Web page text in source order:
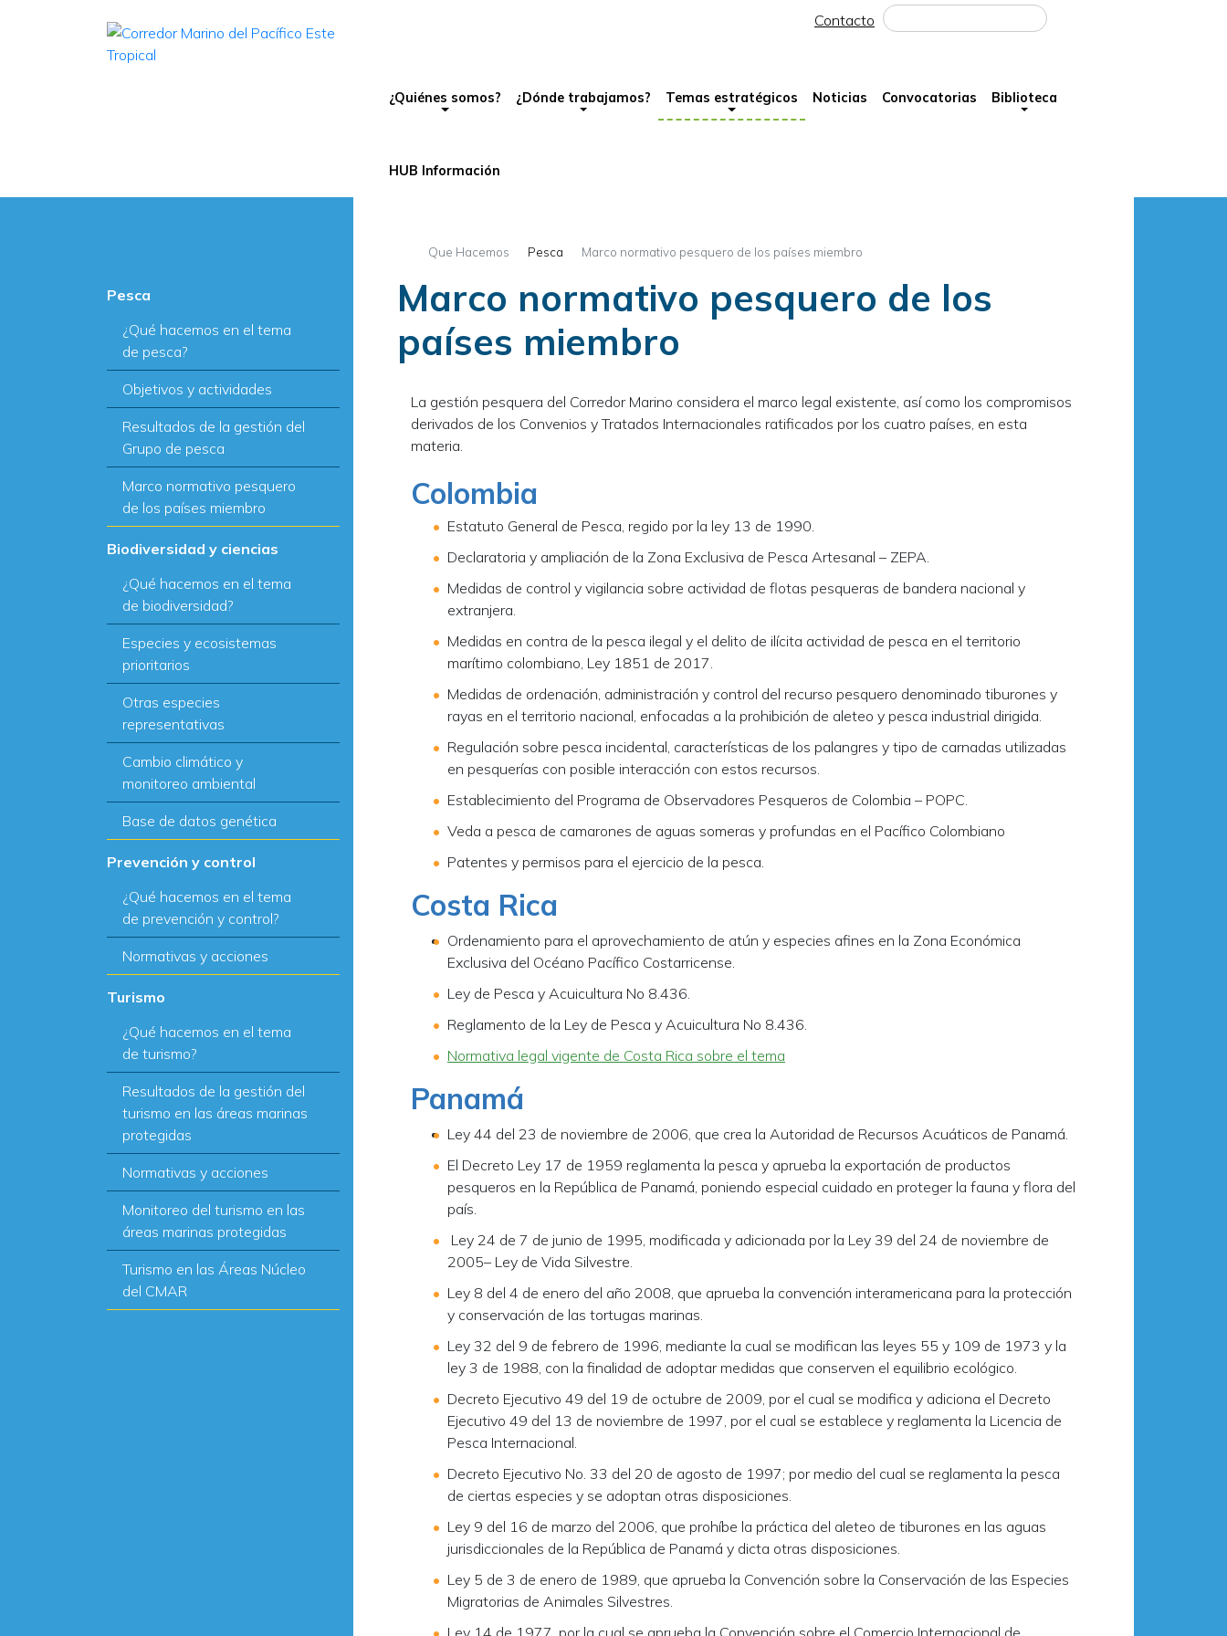
Contacto
¿Quiénes somos? ¿Dónde trabajamos? Temas estratégicos Noticias Convocatorias Biblioteca
HUB Información
Pesca
¿Qué hacemos en el tema
de pesca?
Objetivos y actividades
Resultados de la gestión del
Grupo de pesca
Marco normativo pesquero
de los países miembro
Biodiversidad y ciencias
¿Qué hacemos en el tema
de biodiversidad?
Especies y ecosistemas
prioritarios
Otras especies
representativas
Cambio climático y
monitoreo ambiental
Base de datos genética
Prevención y control
¿Qué hacemos en el tema
de prevención y control?
Normativas y acciones
Turismo
¿Qué hacemos en el tema
de turismo?
Resultados de la gestión del
turismo en las áreas marinas
protegidas
Normativas y acciones
Monitoreo del turismo en las
áreas marinas protegidas
Turismo en las Áreas Núcleo
del CMAR
Que Hacemos Pesca Marco normativo pesquero de los países miembro
Marco normativo pesquero de los
países miembro
La gestión pesquera del Corredor Marino considera el marco legal existente, así como los compromisos
derivados de los Convenios y Tratados Internacionales ratificados por los cuatro países, en esta
materia.
Colombia
Estatuto General de Pesca, regido por la ley 13 de 1990.
Declaratoria y ampliación de la Zona Exclusiva de Pesca Artesanal – ZEPA.
Medidas de control y vigilancia sobre actividad de flotas pesqueras de bandera nacional y
extranjera.
Medidas en contra de la pesca ilegal y el delito de ilícita actividad de pesca en el territorio
marítimo colombiano, Ley 1851 de 2017.
Medidas de ordenación, administración y control del recurso pesquero denominado tiburones y
rayas en el territorio nacional, enfocadas a la prohibición de aleteo y pesca industrial dirigida.
Regulación sobre pesca incidental, características de los palangres y tipo de carnadas utilizadas
en pesquerías con posible interacción con estos recursos.
Establecimiento del Programa de Observadores Pesqueros de Colombia – POPC.
Veda a pesca de camarones de aguas someras y profundas en el Pacífico Colombiano
Patentes y permisos para el ejercicio de la pesca.
Costa Rica
Ordenamiento para el aprovechamiento de atún y especies afines en la Zona Económica
Exclusiva del Océano Pacífico Costarricense.
Ley de Pesca y Acuicultura No 8.436.
Reglamento de la Ley de Pesca y Acuicultura No 8.436.
Normativa legal vigente de Costa Rica sobre el tema
Panamá
Ley 44 del 23 de noviembre de 2006, que crea la Autoridad de Recursos Acuáticos de Panamá.
El Decreto Ley 17 de 1959 reglamenta la pesca y aprueba la exportación de productos
pesqueros en la República de Panamá, poniendo especial cuidado en proteger la fauna y flora del
país.
Ley 24 de 7 de junio de 1995, modificada y adicionada por la Ley 39 del 24 de noviembre de
2005– Ley de Vida Silvestre.
Ley 8 del 4 de enero del año 2008, que aprueba la convención interamericana para la protección
y conservación de las tortugas marinas.
Ley 32 del 9 de febrero de 1996, mediante la cual se modifican las leyes 55 y 109 de 1973 y la
ley 3 de 1988, con la finalidad de adoptar medidas que conserven el equilibrio ecológico.
Decreto Ejecutivo 49 del 19 de octubre de 2009, por el cual se modifica y adiciona el Decreto
Ejecutivo 49 del 13 de noviembre de 1997, por el cual se establece y reglamenta la Licencia de
Pesca Internacional.
Decreto Ejecutivo No. 33 del 20 de agosto de 1997; por medio del cual se reglamenta la pesca
de ciertas especies y se adoptan otras disposiciones.
Ley 9 del 16 de marzo del 2006, que prohíbe la práctica del aleteo de tiburones en las aguas
jurisdiccionales de la República de Panamá y dicta otras disposiciones.
Ley 5 de 3 de enero de 1989, que aprueba la Convención sobre la Conservación de las Especies
Migratorias de Animales Silvestres.